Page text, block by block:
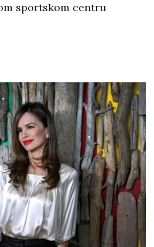
sportskom centru